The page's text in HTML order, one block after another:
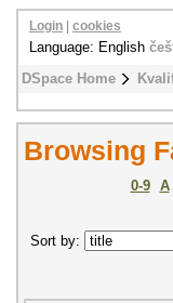
DSpace Home
Login cookies
Language: English
Browsing
0-9 A
Sort by: